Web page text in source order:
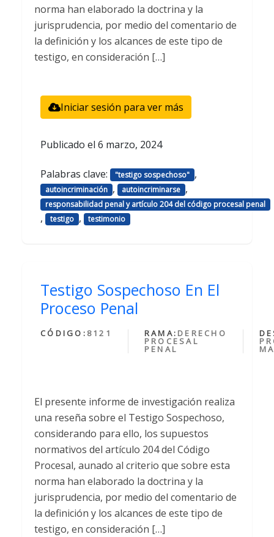
norma han elaborado la doctrina y la
jurisprudencia, por medio del comentario de
la definición y los alcances de este tipo de
testigo, en consideración […]
Iniciar sesión para ver más
Publicado el 6 marzo, 2024
Palabras clave: "testigo sospechoso" ,
autoincriminación , autoincriminarse ,
responsabilidad penal y artículo 204 del código procesal penal
, testigo , testimonio
Testigo Sospechoso En El
Proceso Penal
CÓDIGO: 8121 RAMA: DERECHO
PROCESAL
PENAL
El presente informe de investigación realiza
una reseña sobre el Testigo Sospechoso,
considerando para ello, los supuestos
normativos del artículo 204 del Código
Procesal, aunado al criterio que sobre esta
norma han elaborado la doctrina y la
jurisprudencia, por medio del comentario de
la definición y los alcances de este tipo de
testigo, en consideración […]